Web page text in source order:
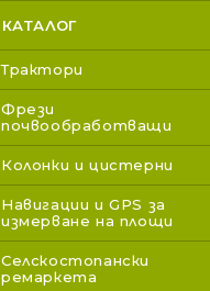
КАТАЛОГ
Трактори
Фрези
почвообработващи
Колонки и цистерни
Навигации и GPS за
измерване на площи
Селскостопански
ремаркета